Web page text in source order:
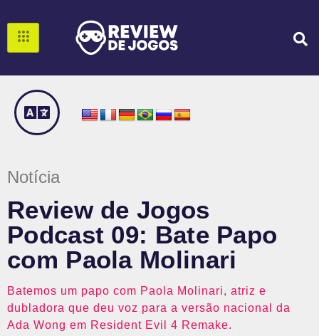
Notícia
Review de Jogos
Podcast 09: Bate Papo
com Paola Molinari
Batemos um papo com Paola Molinari, atriz e
dubladora que deu voz para a versão nacional da
Ada Wong em Resident Evil 4 Remake.